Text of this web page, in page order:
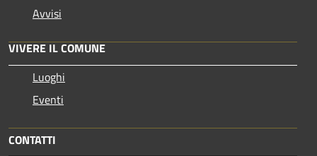
Avvisi
VIVERE IL COMUNE
Luoghi
Eventi
CONTATTI